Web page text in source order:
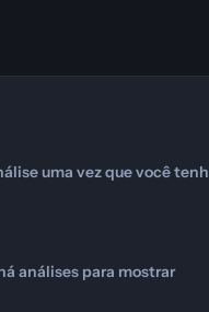
uma vez que você
análises para mostrar